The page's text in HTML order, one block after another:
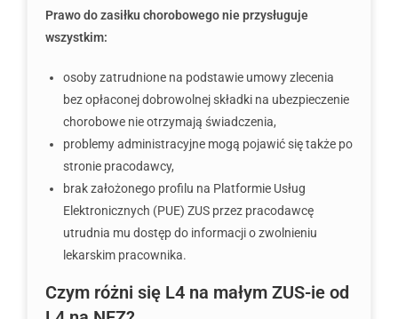
Prawo do zasiłku chorobowego nie przysługuje
wszystkim:
osoby zatrudnione na podstawie umowy zlecenia
bez opłaconej dobrowolnej składki na ubezpieczenie
chorobowe nie otrzymają świadczenia,
problemy administracyjne mogą pojawić się także po
stronie pracodawcy,
brak założonego profilu na Platformie Usług
Elektronicznych (PUE) ZUS przez pracodawcę
utrudnia mu dostęp do informacji o zwolnieniu
lekarskim pracownika.
Czym różni się L4 na małym ZUS-ie od